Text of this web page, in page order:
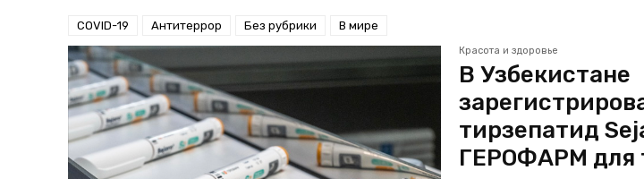
COVID-19 Антитеррор Без рубрики В мире
Красота и здоровье
В Узбекистане
тирзепатид
ГЕРОФАРМ для